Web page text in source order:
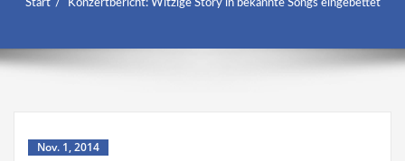
Start Konzertbericht: Witzige Story in bekannte Songs eingebettet
Nov. 1, 2014